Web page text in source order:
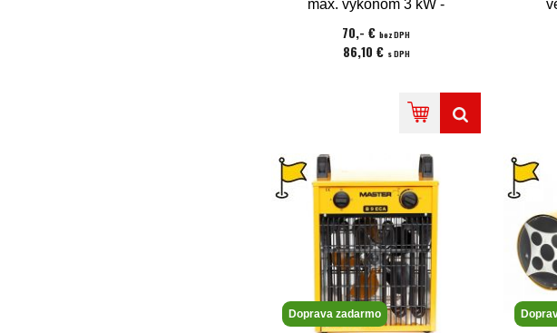
max. výkonom 3 kW -
70,- €bez DPH
86,10 € s DPH
Doprava zadarmo